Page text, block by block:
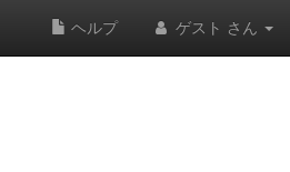
ヘルプ ゲスト さん